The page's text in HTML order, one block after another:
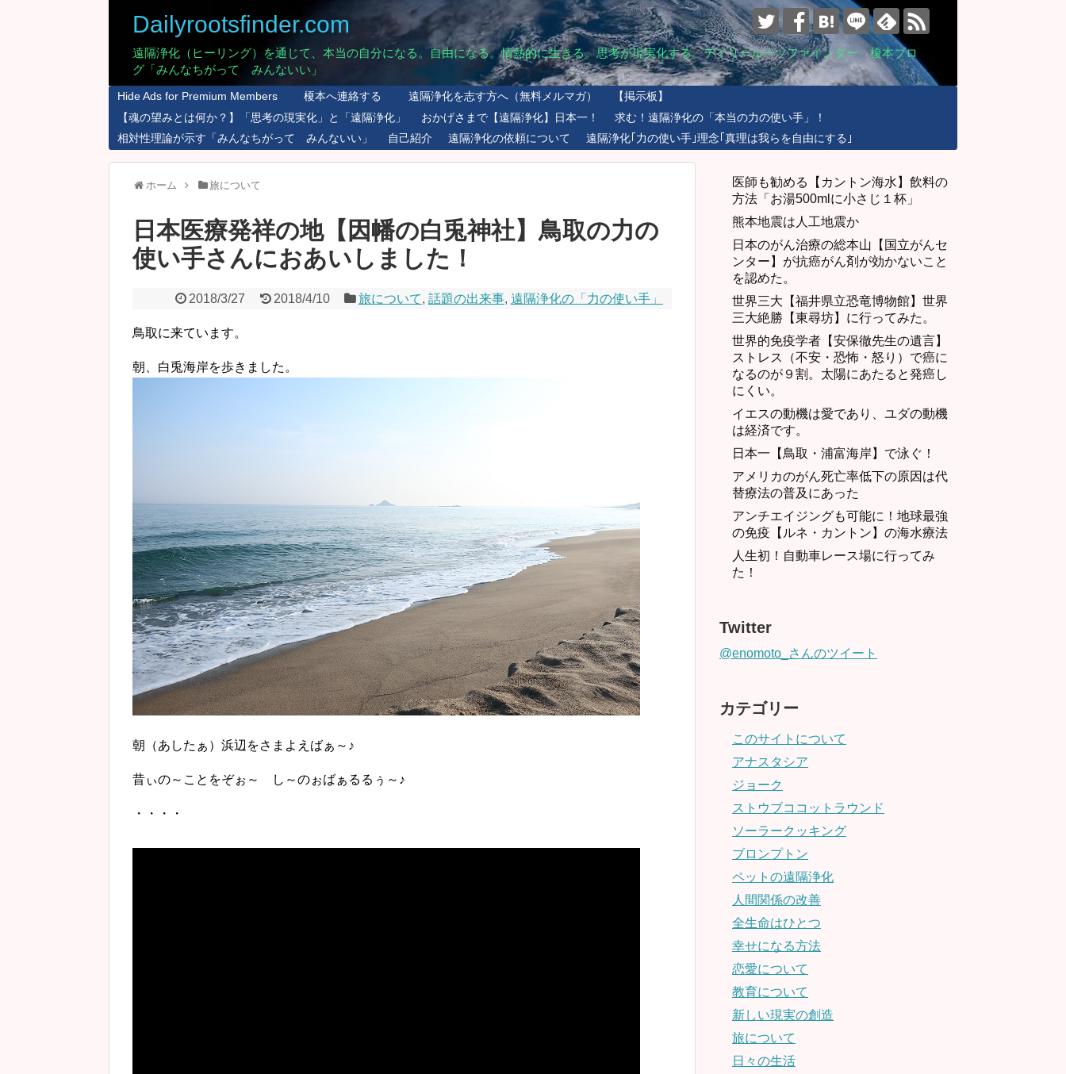
Dailyrootsfinder.com
遠隔浄化（ヒーリング）を通じて、本当の自分になる。自由になる。情熱的に生きる。思考が現実化する。デイリールーツファインダー 榎本ブロ
グ「みんなちがって みんないい」
Hide Ads for Premium Members 榎本へ連絡する 遠隔浄化を志す方へ（無料メルマガ）
【掲示板】
【魂の望みとは何か？】「思考の現実化」と「遠隔浄化」
おかげさまで【遠隔浄化】日本一！
求む！遠隔浄化の「本当の力の使い手」！
相対性理論が示す「みんなちがって みんないい」
自己紹介 遠隔浄化の依頼について 遠隔浄化｢力の使い手｣理念｢真理は我らを自由にする｣
ホーム 旅について
日本医療発祥の地【因幡の白兎神社】鳥取の力の
使い手さんにおあいしました！
2018/3/27 2018/4/10 旅について, 話題の出来事, 遠隔浄化の「力の使い手」
鳥取に来ています。
朝、白兎海岸を歩きました。
朝（あしたぁ）浜辺をさまよえばぁ～♪
昔ぃの～ことをぞぉ～ し～のぉばぁるるぅ～♪
・・・・
医師も勧める【カントン海水】飲料の
方法「お湯500mlに小さじ１杯」
熊本地震は人工地震か
日本のがん治療の総本山【国立がんセ
ンター】が抗癌がん剤が効かないこと
を認めた。
世界三大【福井県立恐竜博物館】世界
三大絶勝【東尋坊】に行ってみた。
世界的免疫学者【安保徹先生の遺言】
ストレス（不安・恐怖・怒り）で癌に
なるのが９割。太陽にあたると発癌し
にくい。
イエスの動機は愛であり、ユダの動機
は経済です。
日本一【鳥取・浦富海岸】で泳ぐ！
アメリカのがん死亡率低下の原因は代
替療法の普及にあった
アンチエイジングも可能に！地球最強
の免疫【ルネ・カントン】の海水療法
人生初！自動車レース場に行ってみ
た！
Twitter
@enomoto_さんのツイート
カテゴリー
このサイトについて
アナスタシア
ジョーク
ストウブココットラウンド
ソーラークッキング
ブロンプトン
ペットの遠隔浄化
人間関係の改善
全生命はひとつ
幸せになる方法
恋愛について
教育について
新しい現実の創造
旅について
日々の生活